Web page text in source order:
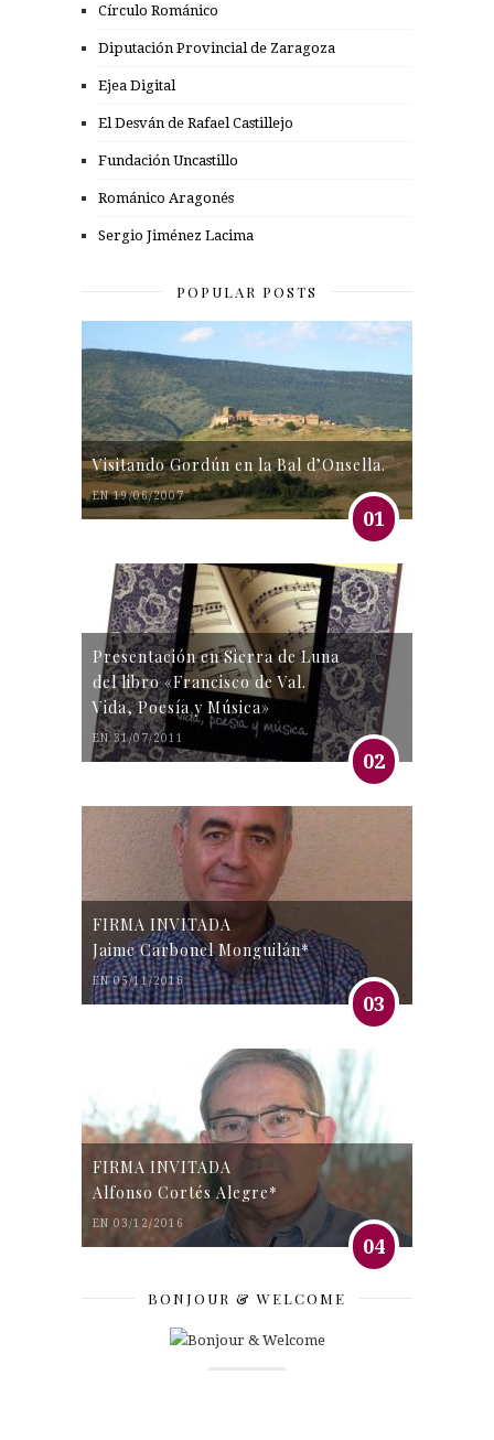
Círculo Románico
Diputación Provincial de Zaragoza
Ejea Digital
El Desván de Rafael Castillejo
Fundación Uncastillo
Románico Aragonés
Sergio Jiménez Lacima
POPULAR POSTS
Visitando Gordún en la Bal d’Onsella.
EN 19/06/2007
01
Presentación en Sierra de Luna
del libro «Francisco de Val.
Vida, Poesía y Música»
EN 31/07/2011
02
FIRMA INVITADA
Jaime Carbonel Monguilán*
EN 05/11/2016
03
FIRMA INVITADA
Alfonso Cortés Alegre*
EN 03/12/2016
04
BONJOUR & WELCOME